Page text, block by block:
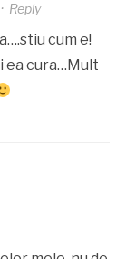
Reply
cum e!
ea cura…Mult